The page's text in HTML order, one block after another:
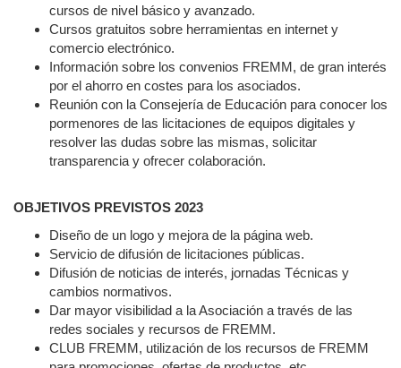
cursos de nivel básico y avanzado.
Cursos gratuitos sobre herramientas en internet y
comercio electrónico.
Información sobre los convenios FREMM, de gran interés
por el ahorro en costes para los asociados.
Reunión con la Consejería de Educación para conocer los
pormenores de las licitaciones de equipos digitales y
resolver las dudas sobre las mismas, solicitar
transparencia y ofrecer colaboración.
OBJETIVOS PREVISTOS 2023
Diseño de un logo y mejora de la página web.
Servicio de difusión de licitaciones públicas.
Difusión de noticias de interés, jornadas Técnicas y
cambios normativos.
Dar mayor visibilidad a la Asociación a través de las
redes sociales y recursos de FREMM.
CLUB FREMM, utilización de los recursos de FREMM